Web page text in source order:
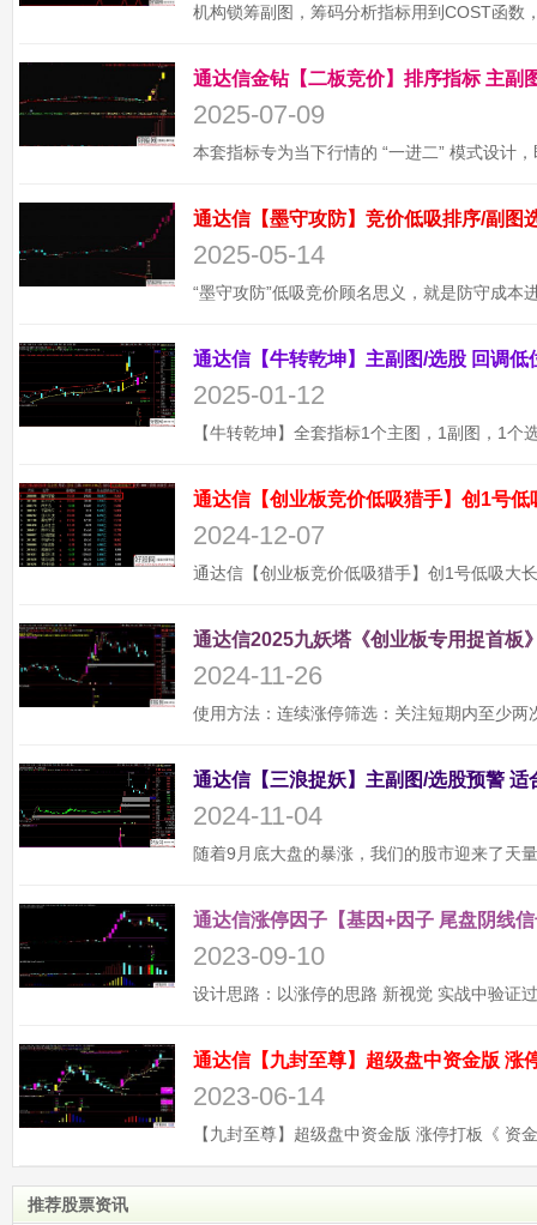
2025-07-09
2025-05-14
2025-01-12
通达信【创业板竞价低吸猎手】创1号
2024-12-07
通达信2025九妖塔《创业板专用捉首板
2024-11-26
2024-11-04
通达信涨停因子【基因+因子 尾盘阴线
2023-09-10
2023-06-14
推荐股票资讯